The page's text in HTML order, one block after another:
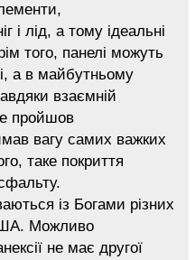
і лід, а тому ідеальні
того, панелі можуть
а в майбутньому
взаємній
пройшов
вагу самих важких
таке покриття
із Богами різних
Можливо
не має другої